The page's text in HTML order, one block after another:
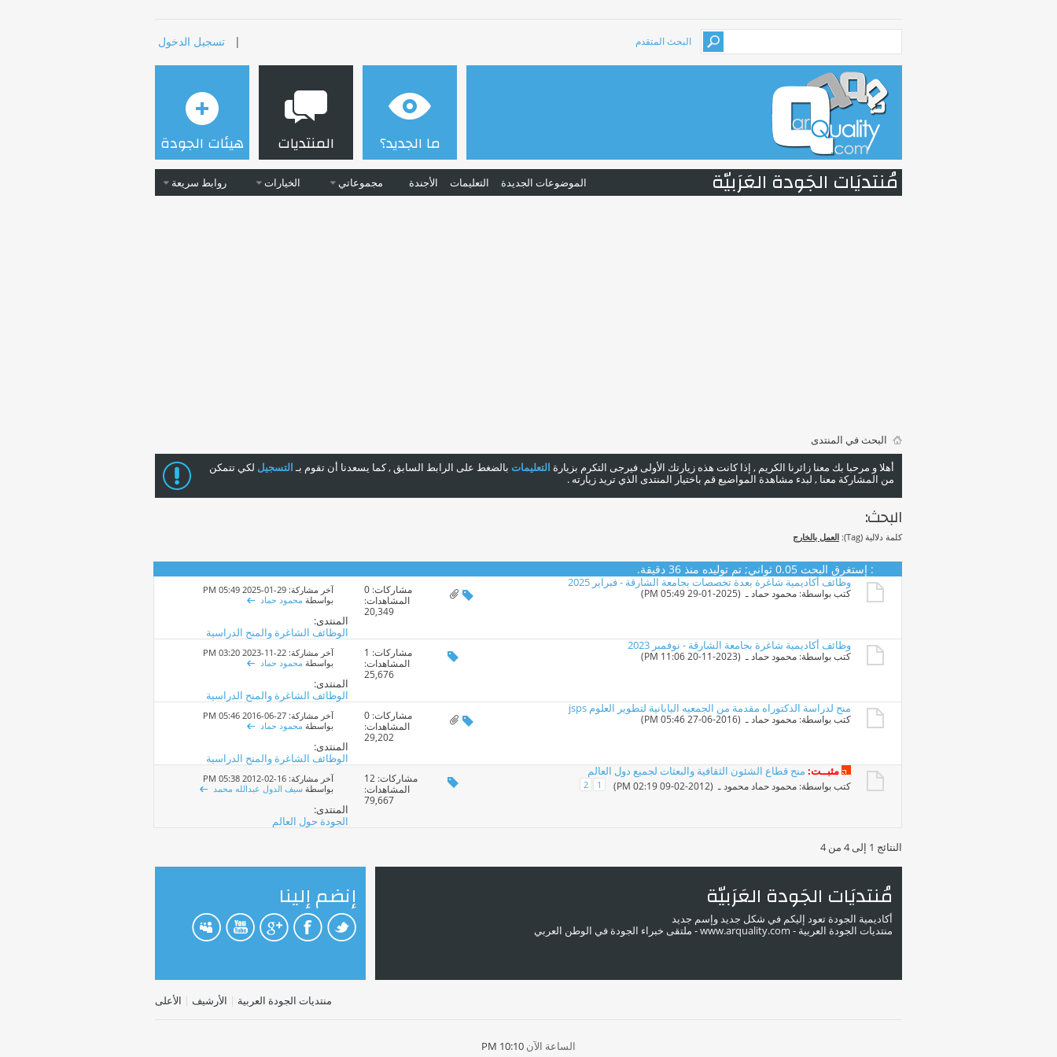
البحث المتقدم | تسجيل الدخول
ما الجديد؟ المنتديات
الموضوعات الجديدة التعليمات الأجندة مجموعاتي الخيارات روابط سريعة
هيئات الجودة
مُنتديَات الجَودة العَرَبيّة
البحث في المنتدى
أهلا و مرحبا بك معنا زائرنا الكريم , إذا كانت هذه زيارتك الأولى فيرجى التكرم بزيارة التعليمات بالضغط على الرابط السابق , كما يسعدنا أن تقوم بـالتسجيل لكي تتمكن
من المشاركة معنا , لبدء مشاهدة المواضيع قم باختيار المنتدى الذي تريد زيارته .
البحث:
كلمة دلالية (Tag): العمل بالخارج
: إستغرق البحث 0.05 ثواني; تم توليده منذ 36 دقيقة.
وظائف أكاديمية شاغرة بعدة تخصصات بجامعة الشارقة - فبراير 2025
كتب بواسطة: محمود حمادـ ‏ (29-01-2025 05:49 PM) مشاركات: 0
المشاهدات:
20,349
آخر مشاركة: 29-01-2025
05:49 PM
بواسطة محمود حماد
المنتدى:
الوظائف الشاغرة والمنح الدراسية
وظائف أكاديمية شاغرة بجامعة الشارقة - نوفمبر 2023
كتب بواسطة: محمود حمادـ ‏ (20-11-2023 11:06 PM) مشاركات: 1
المشاهدات:
25,676
آخر مشاركة: 22-11-2023
03:20 PM
بواسطة محمود حماد
المنتدى:
الوظائف الشاغرة والمنح الدراسية
منح لدراسة الدكتوراه مقدمة من الجمعيه اليابانية لتطوير العلوم jsps
كتب بواسطة: محمود حمادـ ‏ (27-06-2016 05:46 PM) مشاركات: 0
المشاهدات:
29,202
آخر مشاركة: 27-06-2016
05:46 PM
بواسطة محمود حماد
المنتدى:
الوظائف الشاغرة والمنح الدراسية
مثبــت: منح قطاع الشئون الثقافية والبعثات لجميع دول العالم
كتب بواسطة: محمود حماد محمودـ ‏ (09-02-2012 02:19 PM) 1
2 مشاركات: 12
المشاهدات:
79,667
آخر مشاركة: 16-02-2012
05:38 PM
بواسطة سيف الدول عبدالله محمد
المنتدى:
الجودة حول العالم
النتائج 1 إلى 4 من 4
مُنتديَات الجَودة العَرَبيّة
أكاديمية الجودة تعود إليكم في شكل جديد وإسم جديد
منتديات الجودة العربية - www.arquality.com - ملتقى خبراء الجودة في الوطن العربي
إنضم إلينا
منتديات الجودة العربية | الأرشيف | الأعلى
الساعة الآن 10:10 PM